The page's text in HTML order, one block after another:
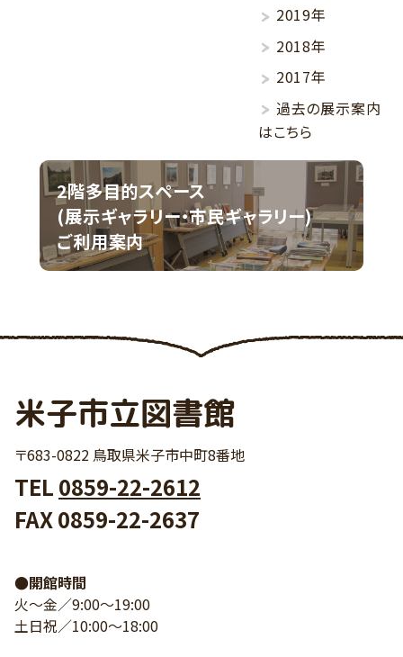
2019年
2018年
2017年
過去の展示案内
はこちら
2階多目的スペース
(展示ギャラリー・市民ギャラリー)
ご利用案内
米子市立図書館
〒683-0822 鳥取県米子市中町8番地
TEL 0859-22-2612
FAX 0859-22-2637
●開館時間
火～金／9:00～19:00
土日祝／10:00～18:00